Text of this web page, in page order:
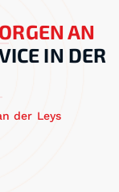
AN
IN DER
der Leys